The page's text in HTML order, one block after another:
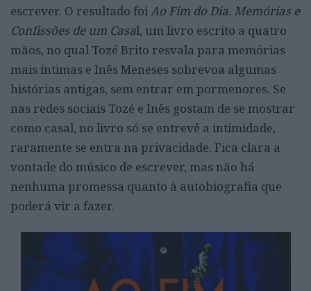
escrever. O resultado foiAo Fim do Dia. Memórias e
Confissões de um Casal, um livro escrito a quatro
mãos, no qual Tozé Brito resvala para memórias
mais íntimas e Inês Meneses sobrevoa algumas
histórias antigas, sem entrar em pormenores. Se
nas redes sociais Tozé e Inês gostam de se mostrar
como casal, no livro só se entrevê a intimidade,
raramente se entra na privacidade. Fica clara a
vontade do músico de escrever, mas não há
nenhuma promessa quanto à autobiografia que
poderá vir a fazer.